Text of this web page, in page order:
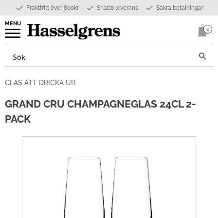
Meny
Fraktfritt över 800kr Snabb leverans Säkra betalningar
0
GLAS ATT DRICKA UR
GRAND CRU CHAMPAGNEGLAS 24CL 2-
PACK